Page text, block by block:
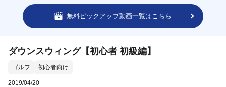
無料ピックアップ動画一覧はこちら
ダウンスウィング【初心者 初級編】
ゴルフ 初心者向け
2019/04/20